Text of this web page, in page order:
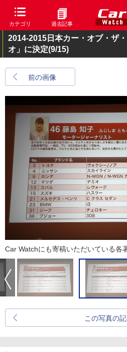
カテゴリ 過去記事
2014-2015日本カー・オブ・ザ
オ」に決定(9/15)
前の画像
Car Watchにも寄稿いただいている各
この写真の